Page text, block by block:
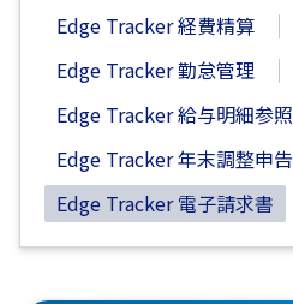
Edge Tracker 経費精算
Edge Tracker 勤怠管理
Edge Tracker 給与明細参照
Edge Tracker 年末調整申告
Edge Tracker 電子請求書